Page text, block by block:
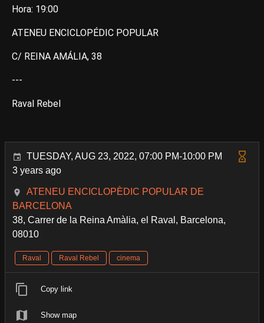
Hora: 19:00
ATENEU ENCICLOPÉDIC POPULAR
C/ REINA AMÁLIA, 38
---
Raval Rebel
TUESDAY, AUG 23, 2022, 07:00 PM-10:00 PM
3 years ago
ATENEU ENCICLOPÈDIC POPULAR DE
BARCELONA
38, Carrer de la Reina Amàlia, el Raval, Barcelona,
08010
Raval Raval Rebel cinema
Copy link
Show map